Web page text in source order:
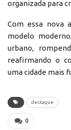
organizada para
Com essa nova
modelo
urbano,
reafirmando o
uma cidade mais
destaque
0